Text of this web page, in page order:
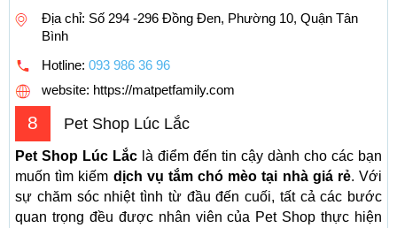
Địa chỉ: Số 294 -296 Đồng Đen, Phường 10, Quận Tân
Bình
Hotline: 093 986 36 96
website: https://matpetfamily.com
8 Pet Shop Lúc Lắc
Pet Shop Lúc Lắc là điểm đến tin cậy dành cho các bạn
muốn tìm kiếm dịch vụ tắm chó mèo tại nhà giá rẻ. Với
sự chăm sóc nhiệt tình từ đầu đến cuối, tất cả các bước
quan trọng đều được nhân viên của Pet Shop thực hiện